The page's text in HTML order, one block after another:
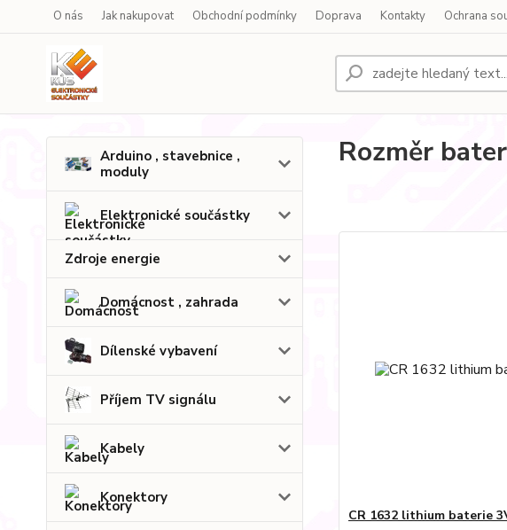
O nás Jak nakupovat Obchodní podmínky Doprava Kontakty Ochrana
Arduino , stavebnice ,
moduly
Elektronické součástky
Zdroje energie
Domácnost , zahrada
Dílenské vybavení
Příjem TV signálu
Kabely
Konektory
Rozměr
CR 1632 lithium baterie